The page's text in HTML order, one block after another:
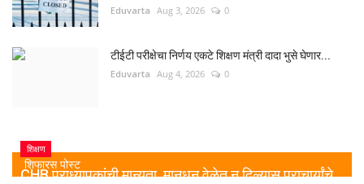
Eduvarta Aug 3, 2026 0
टीईटी परीक्षेचा निर्णय एकटे शिक्षण मंत्री दादा भुसे घेणार...
Eduvarta Aug 4, 2026 0
शिफारस पोस्ट
शिक्षण
CHB प्राध्यापकांची मान्यता, मानधन वेळेत न दिल्यास प्राचार्यांचे...